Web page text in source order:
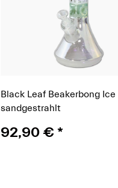
Black Leaf Beakerbong Ice
sandgestrahlt
92,90 €*